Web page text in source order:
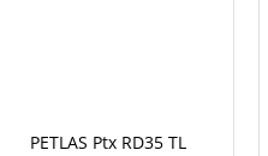
PETLAS Ptx RD35 TL